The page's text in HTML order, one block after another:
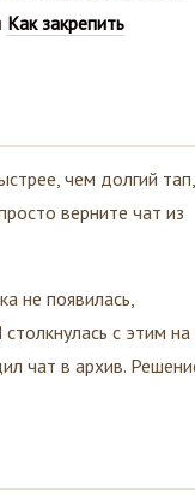
Как закрепить
чем долгий тап,
верните чат из
не появилась,
с этим на
чат в архив. Решение